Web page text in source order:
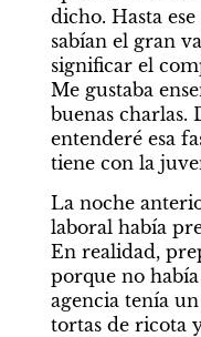
dicho. Hasta
sabían el gran
significar el
Me gustaba
buenas charlas.
entenderé esa
tiene con la
La noche
laboral había
En realidad,
porque no
agencia tenía
tortas de ricota